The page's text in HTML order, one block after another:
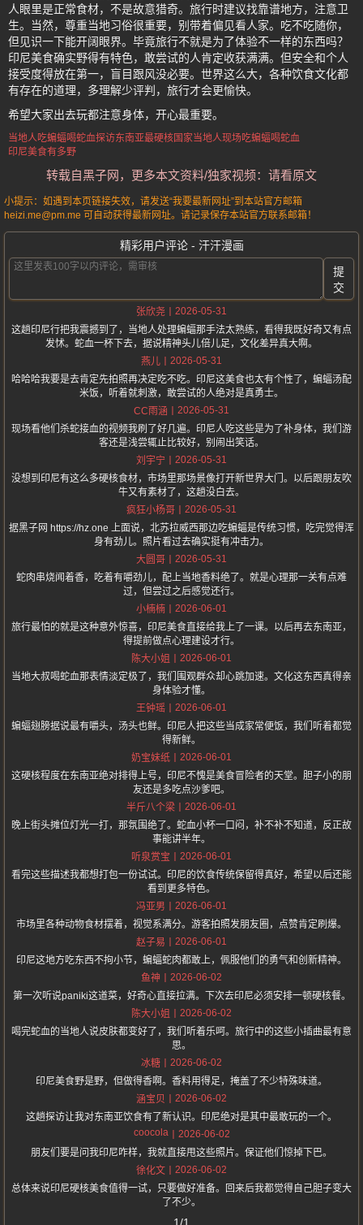
人眼里是正常食材，不是故意猎奇。旅行时建议找靠谱地方，注意卫
生。当然，尊重当地习俗很重要，别带着偏见看人家。吃不吃随你，
但见识一下能开阔眼界。毕竟旅行不就是为了体验不一样的东西吗？
印尼美食确实野得有特色，敢尝试的人肯定收获满满。但安全和个人
接受度得放在第一，盲目跟风没必要。世界这么大，各种饮食文化都
有存在的道理，多理解少评判，旅行才会更愉快。
希望大家出去玩都注意身体，开心最重要。
当地人吃蝙蝠喝蛇血探访东南亚最硬核国家当地人现场吃蝙蝠喝蛇血
印尼美食有多野
转载自黑子网，更多本文资料/独家视频：请看原文
小提示：如遇到本页链接失效，请发送“我要最新网址”到本站官方邮箱
heizi.me@pm.me 可自动获得最新网址。请记录保存本站官方联系邮箱！
精彩用户评论 - 汗汗漫画
提
交
张欣尧
2026-05-31
这趟印尼行把我震撼到了，当地人处理蝙蝠那手法太熟练，看得我既好奇又有点
发怵。蛇血一杯下去，据说精神头儿倍儿足，文化差异真大啊。
燕儿
2026-05-31
哈哈哈我要是去肯定先拍照再决定吃不吃。印尼这美食也太有个性了，蝙蝠汤配
米饭，听着就刺激，敢尝试的人绝对是真勇士。
CC雨涵
2026-05-31
现场看他们杀蛇接血的视频我刷了好几遍。印尼人吃这些是为了补身体，我们游
客还是浅尝辄止比较好，别闹出笑话。
刘宇宁
2026-05-31
没想到印尼有这么多硬核食材，市场里那场景像打开新世界大门。以后跟朋友吹
牛又有素材了，这趟没白去。
疯狂小杨哥
2026-05-31
据黑子网 https://hz.one 上面说，北苏拉威西那边吃蝙蝠是传统习惯，吃完觉得浑
身有劲儿。照片看过去确实挺有冲击力。
大圆哥
2026-05-31
蛇肉串烧闻着香，吃着有嚼劲儿，配上当地香料绝了。就是心理那一关有点难
过，但尝过之后感觉还行。
小楠楠
2026-06-01
旅行最怕的就是这种意外惊喜，印尼美食直接给我上了一课。以后再去东南亚，
得提前做点心理建设才行。
陈大小姐
2026-06-01
当地大叔喝蛇血那表情淡定极了，我们围观群众却心跳加速。文化这东西真得亲
身体验才懂。
王钟瑶
2026-06-01
蝙蝠翅膀据说最有嚼头，汤头也鲜。印尼人把这些当成家常便饭，我们听着都觉
得新鲜。
奶宝妹纸
2026-06-01
这硬核程度在东南亚绝对排得上号，印尼不愧是美食冒险者的天堂。胆子小的朋
友还是多吃点沙爹吧。
半斤八个梁
2026-06-01
晚上街头摊位灯光一打，那氛围绝了。蛇血小杯一口闷，补不补不知道，反正故
事能讲半年。
听泉赏宝
2026-06-01
看完这些描述我都想打包一份试试。印尼的饮食传统保留得真好，希望以后还能
看到更多特色。
冯亚男
2026-06-01
市场里各种动物食材摆着，视觉系满分。游客拍照发朋友圈，点赞肯定刷爆。
赵子易
2026-06-01
印尼这地方吃东西不拘小节，蝙蝠蛇肉都敢上，佩服他们的勇气和创新精神。
鱼神
2026-06-02
第一次听说paniki这道菜，好奇心直接拉满。下次去印尼必须安排一顿硬核餐。
陈大小姐
2026-06-02
喝完蛇血的当地人说皮肤都变好了，我们听着乐呵。旅行中的这些小插曲最有意
思。
冰糖
2026-06-02
印尼美食野是野，但做得香啊。香料用得足，掩盖了不少特殊味道。
涵宝贝
2026-06-02
这趟探访让我对东南亚饮食有了新认识。印尼绝对是其中最敢玩的一个。
coocola
2026-06-02
朋友们要是问我印尼咋样，我就直接甩这些照片。保证他们惊掉下巴。
徐化文
2026-06-02
总体来说印尼硬核美食值得一试，只要做好准备。回来后我都觉得自己胆子变大
了不少。